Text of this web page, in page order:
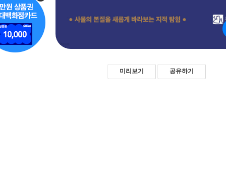
미리보기 공유하기